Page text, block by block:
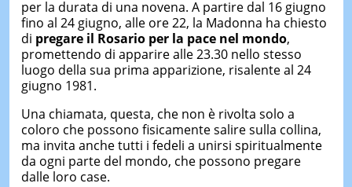
per la durata di una novena. A partire dal 16 giugno
fino al 24 giugno, alle ore 22, la Madonna ha chiesto
di pregare il Rosario per la pace nel mondo,
promettendo di apparire alle 23.30 nello stesso
luogo della sua prima apparizione, risalente al 24
giugno 1981.
Una chiamata, questa, che non è rivolta solo a
coloro che possono fisicamente salire sulla collina,
ma invita anche tutti i fedeli a unirsi spiritualmente
da ogni parte del mondo, che possono pregare
dalle loro case.